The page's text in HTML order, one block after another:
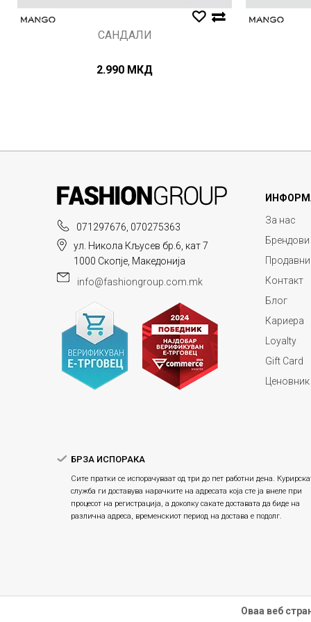
САНДАЛИ
2.990 МКД
071297676, 070275363
ул. Никола Кљусев бр.6, кат 7
1000 Скопје, Македонија
info@fashiongroup.com.mk
За нас
Брендови
Контакт
Блог
Кариера
Loyalty
Gift Card
Ценовник
БРЗА ИСПОРАКА
Сите пратки се испорачуваат од три до пет работни дена.
служба ги доставува нарачките на адресата која сте ја внеле при
процесот на регистрација, а доколку сакате доставата да биде на
различна адреса, временскиот период на достава е подолг.
Оваа веб